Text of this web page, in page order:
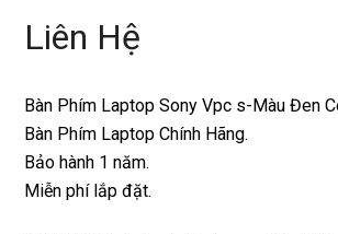
Liên Hệ
Bàn Phím Laptop Sony Vpc s-Màu Đen
Bàn Phím Laptop Chính Hãng.
Bảo hành 1 năm.
Miễn phí lắp đặt.